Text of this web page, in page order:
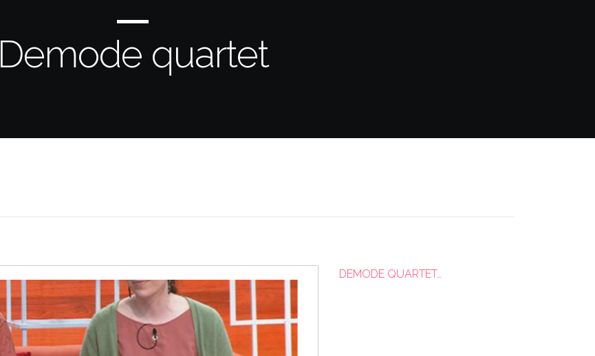
Demode quartet
DEMODE QUARTET…